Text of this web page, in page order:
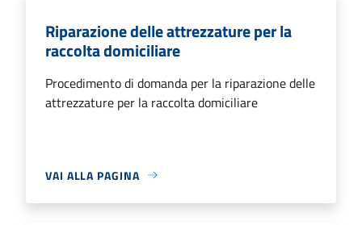
Riparazione delle attrezzature per la
raccolta domiciliare
Procedimento di domanda per la riparazione delle
attrezzature per la raccolta domiciliare
VAI ALLA PAGINA